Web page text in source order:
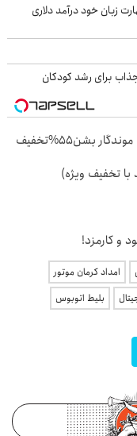
زبان خود درآمد دلاری
برای رشد کودکان
بشن55%تخفیف
تخفیف ویژه)
امداد کرمان موتور
بلیط اتوبوس